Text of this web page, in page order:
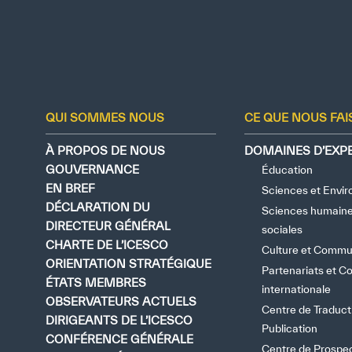
QUI SOMMES NOUS
À PROPOS DE NOUS
GOUVERNANCE
EN BREF
DÉCLARATION DU
DIRECTEUR GÉNÉRAL
CHARTE DE L’ICESCO
ORIENTATION STRATÉGIQUE
ÉTATS MEMBRES
OBSERVATEURS ACTUELS
DIRIGEANTS DE L’ICESCO
CONFÉRENCE GÉNÉRALE
CE QUE NOUS
DOMAINES
Éducation
Sciences et
Sciences
sociales
Culture et
Partenariats et
internationale
Centre de
Publication
Centre de